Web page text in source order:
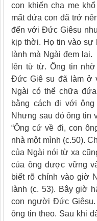
con khiến cha mẹ
mất đứa con đã trở
đến với Đức Giêsu
kịp thời. Họ tin vào
lành mà Ngài đem
lên từ từ. Ông tin
Đức Giê su đã làm ở
Ngài có thể chữa
bằng cách đi với
Nhưng sau đó ông tin
“Ông cứ về đi, con
nhà một mình (c.50).
của Ngài nói từ xa
của ông được vững
biết rõ chính vào giờ
lành (c. 53). Bây giờ
con người Đức
ông tin theo. Sau khi